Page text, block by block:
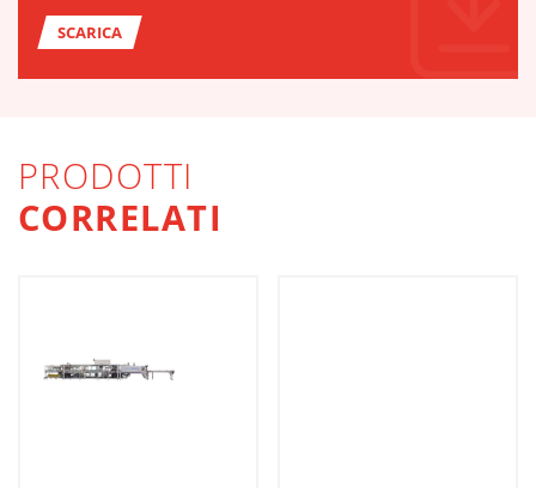
SCARICA
PRODOTTI
CORRELATI